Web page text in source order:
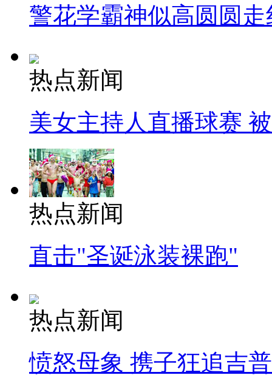
警花学霸神似高圆圆走
热点新闻
美女主持人直播球赛
热点新闻
直击"圣诞泳装裸跑"
热点新闻
愤怒母象 携子狂追吉